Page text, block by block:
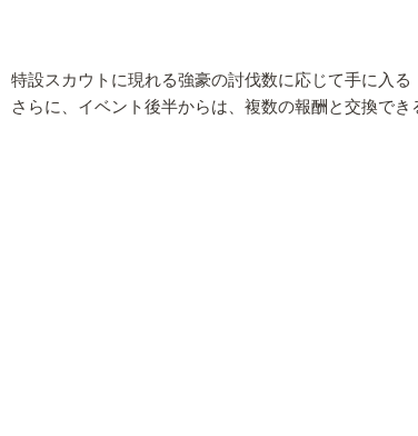
特設スカウトに現れる強豪の討伐数に応じて手に入る
さらに、イベント後半からは、複数の報酬と交換で